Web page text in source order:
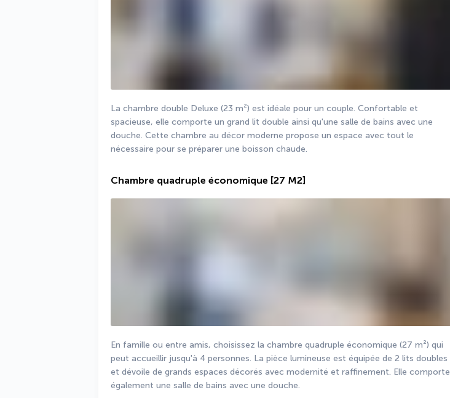
La chambre double Deluxe (23 m²) est idéale pour un couple. Confortable et
spacieuse, elle comporte un grand lit double ainsi qu'une salle de bains avec une
douche. Cette chambre au décor moderne propose un espace avec tout le
nécessaire pour se préparer une boisson chaude.
Chambre quadruple économique [27 M2]
En famille ou entre amis, choisissez la chambre quadruple économique (27 m²) qui
peut accueillir jusqu'à 4 personnes. La pièce lumineuse est équipée de 2 lits doubles
et dévoile de grands espaces décorés avec modernité et raffinement. Elle comporte
également une salle de bains avec une douche.